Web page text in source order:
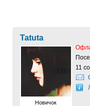
Tatuta
Новичок
11